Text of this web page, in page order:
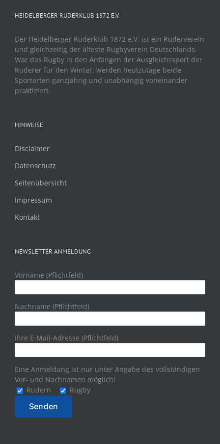
HEIDELBERGER RUDERKLUB 1872 E.V.
Der Heidelberger Ruderklub 1872 e.V. ist ein Ruderverein
und gleichzeitig der älteste Rugbyverein Deutschlands.
War das Rugby in den Anfängen der Ausgleichssport der
Ruderer für den Winter, werden heutzutage beide
Sportarten ganzjährig und unabhängig voneinander
praktiziert.
HINWEISE
Disclaimer
Datenschutz
Seitenübersicht
Impressum
Kontakt
NEWSLETTER ANMELDUNG
Vorname (Pflichtfeld)
Nachname (Pflichtfeld)
Ihre E-Mail-Adresse (Pflichtfeld)
Eine Anmeldung ist nur unter Angabe des vollständigen
Vor- und Nachnamen möglich!
Rudern
Rugby